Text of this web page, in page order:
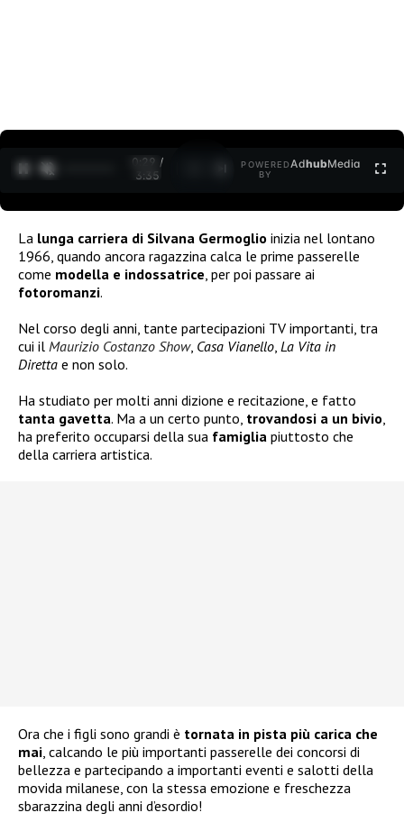
0:30 /
3:35
POWERED
BY
AdhubMedia
La lunga carriera di Silvana Germoglio inizia nel lontano
1966, quando ancora ragazzina calca le prime passerelle
come modella e indossatrice , per poi passare ai
fotoromanzi.
Nel corso degli anni, tante partecipazioni TV importanti, tra
cui il Maurizio Costanzo Show, Casa Vianello La Vita in
Diretta e non solo.
Ha studiato per molti anni dizione e recitazione, e fatto
tanta gavetta. Ma a un certo punto, trovandosi a un bivio
ha preferito occuparsi della sua famiglia piuttosto che
della carriera artistica.
Ora che i figli sono grandi è tornata in pista più carica che
mai , calcando le più importanti passerelle dei concorsi di
bellezza e partecipando a importanti eventi e salotti della
movida milanese, con la stessa emozione e freschezza
sbarazzina degli anni d’esordio!